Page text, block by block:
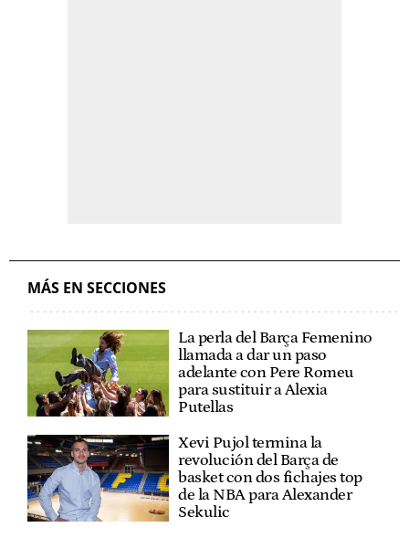
MÁS EN SECCIONES
La perla del Barça Femenino
llamada a dar un paso
adelante con Pere Romeu
para sustituir a Alexia
Putellas
Xevi Pujol termina la
revolución del Barça de
basket con dos fichajes top
de la NBA para Alexander
Sekulic